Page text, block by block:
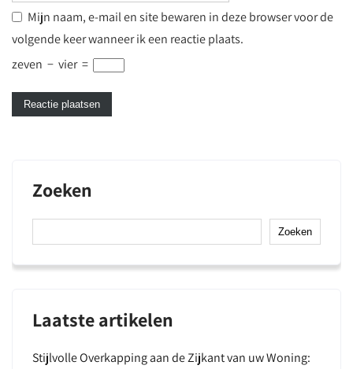
Mijn naam, e-mail en site bewaren in deze browser voor de
volgende keer wanneer ik een reactie plaats.
zeven − vier =
Zoeken
Zoeken
Laatste artikelen
Stijlvolle Overkapping aan de Zijkant van uw Woning: